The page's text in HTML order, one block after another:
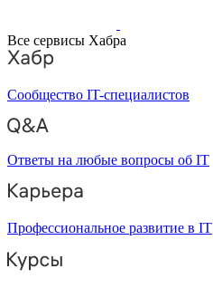
Все сервисы Хабра
Сообщество IT-специалистов
Ответы на любые вопросы об IT
Профессиональное развитие в IT